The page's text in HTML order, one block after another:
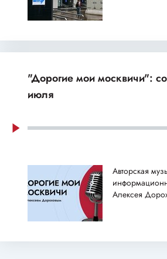
"Дорогие мои москвичи":
июля
Авторская
Алексея